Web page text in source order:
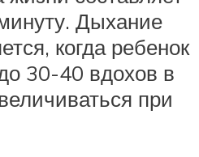
Дыхание
когда ребенок
30-40 вдохов в
при